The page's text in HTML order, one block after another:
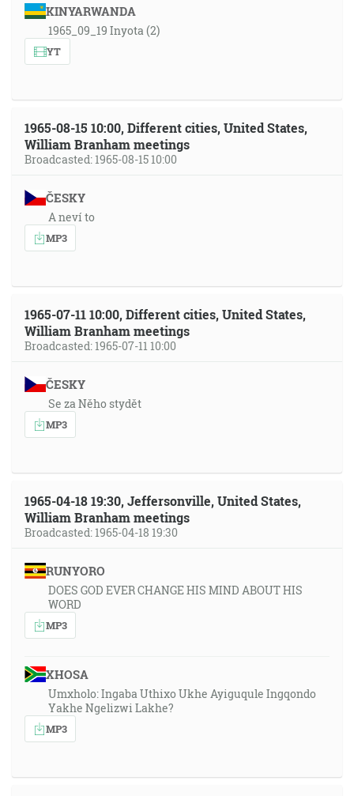
KINYARWANDA
1965_09_19 Inyota (2)
YT
1965-08-15 10:00, Different cities, United States,
William Branham meetings
Broadcasted: 1965-08-15 10:00
ČESKY
A neví to
MP3
1965-07-11 10:00, Different cities, United States,
William Branham meetings
Broadcasted: 1965-07-11 10:00
ČESKY
Se za Něho stydět
MP3
1965-04-18 19:30, Jeffersonville, United States,
William Branham meetings
Broadcasted: 1965-04-18 19:30
RUNYORO
DOES GOD EVER CHANGE HIS MIND ABOUT HIS
WORD
MP3
XHOSA
Umxholo: Ingaba Uthixo Ukhe Ayiguqule Ingqondo
Yakhe Ngelizwi Lakhe?
MP3